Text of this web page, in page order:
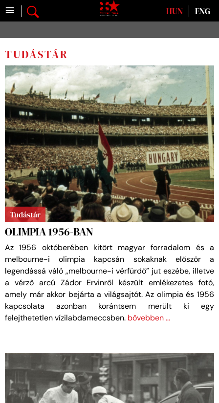
≡ Válasszon nyelvet
HUN ENG
TUDÁSTÁR
Tudástár
OLIMPIA 1956-BAN
Az 1956 októberében kitört magyar forradalom és a
melbourne-i olimpia kapcsán sokaknak először a
legendássá váló „melbourne-i vérfürdő” jut eszébe, illetve
a vérző arcú Zádor Ervinről készült emlékezetes fotó,
amely már akkor bejárta a világsajtót. Az olimpia és 1956
kapcsolata azonban korántsem merült ki egy
felejthetetlen vízilabdameccsben. bővebben …